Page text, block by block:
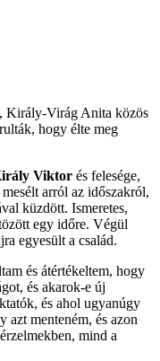
Király-Virág Anita közös
hogy élte meg
Viktor és felesége,
arról az időszakról,
küzdött. Ismeretes,
egy időre. Végül
egyesült a család.
és átértékeltem, hogy
és akarok-e új
és ahol ugyanúgy
azt menteném, és azon
mind a